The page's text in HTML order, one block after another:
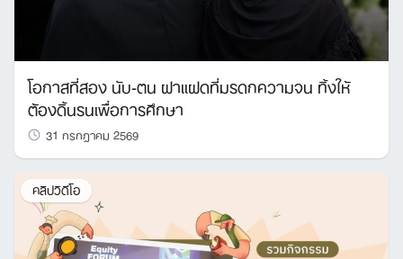
โอกาสที่สอง นับ-ตน ฝาแฝดที่มรดกความจน ทิ้งให้
ต้องดิ้นรนเพื่อการศึกษา
31 กรกฎาคม 2569
คลิปวิดีโอ